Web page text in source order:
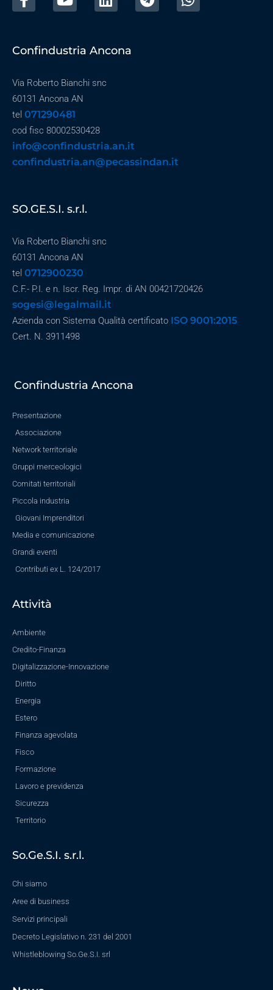
Confindustria Ancona
Via Roberto Bianchi snc
60131 Ancona AN
tel 071290481
cod fisc 80002530428
info@confindustria.an.it
confindustria.an@pecassindan.it
SO.GE.S.I. s.r.l.
Via Roberto Bianchi snc
60131 Ancona AN
tel 0712900230
C.F.- P.I. e n. Iscr. Reg. Impr. di AN 00421720426
sogesi@legalmail.it
Azienda con Sistema Qualità certificato ISO 9001:2015
Cert. N. 3911498
Confindustria Ancona
Presentazione
Associazione
Network territoriale
Gruppi merceologici
Comitati territoriali
Piccola industria
Giovani Imprenditori
Media e comunicazione
Grandi eventi
Contributi ex L. 124/2017
Attività
Ambiente
Credito-Finanza
Digitalizzazione-Innovazione
Diritto
Energia
Estero
Finanza agevolata
Fisco
Formazione
Lavoro e previdenza
Sicurezza
Territorio
So.Ge.S.I. s.r.l.
Chi siamo
Aree di business
Servizi principali
Decreto Legislativo n. 231 del 2001
Whistleblowing So.Ge.S.I. srl